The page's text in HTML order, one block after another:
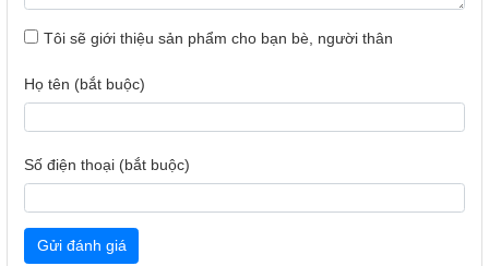
Tôi sẽ giới thiệu sản phẩm cho bạn bè, người thân
Họ tên (bắt buộc)
Số điện thoại (bắt buộc)
Gửi đánh giá